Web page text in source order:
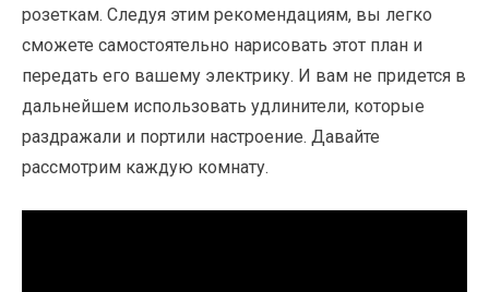
розеткам. Следуя этим рекомендациям, вы легко
сможете самостоятельно нарисовать этот план и
передать его вашему электрику. И вам не придется в
дальнейшем использовать удлинители, которые
раздражали и портили настроение. Давайте
рассмотрим каждую комнату.